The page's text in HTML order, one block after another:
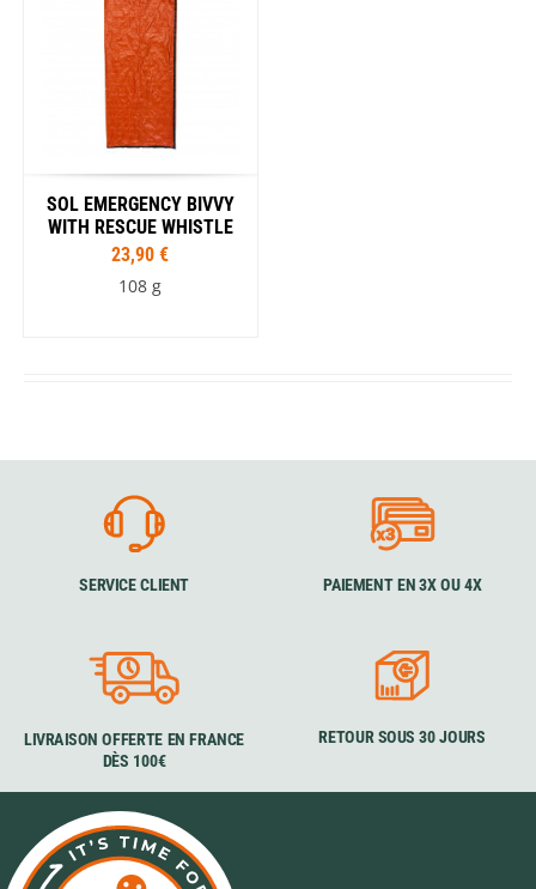
SOL EMERGENCY BIVVY
WITH RESCUE WHISTLE
23,90 €
108 g
SERVICE CLIENT PAIEMENT EN 3X OU 4X
LIVRAISON OFFERTE EN FRANCE
DÈS 100€
RETOUR SOUS 30 JOURS